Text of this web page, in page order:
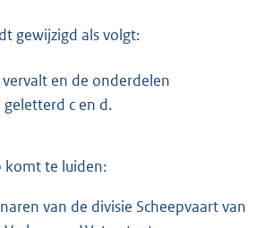
gewijzigd als volgt:
en de onderdelen
c en d.
komt te luiden:
van de divisie Scheepvaart van